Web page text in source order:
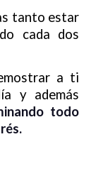
tanto estar
cada dos
a ti
y además
todo